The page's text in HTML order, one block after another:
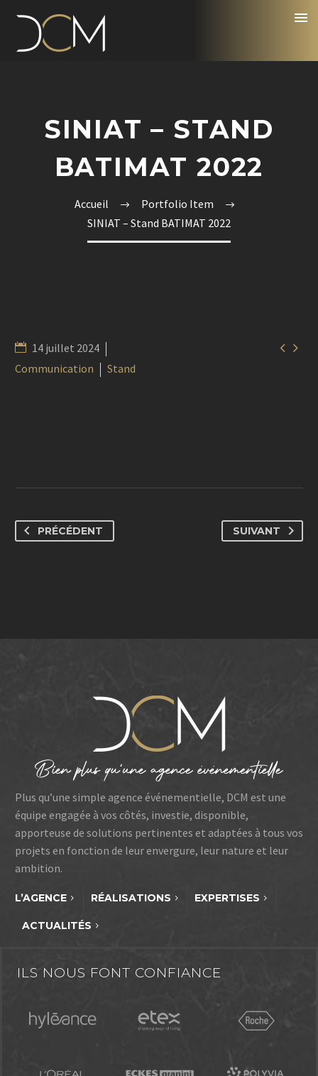
SINIAT – STAND
BATIMAT 2022
Accueil
Portfolio Item
SINIAT – Stand BATIMAT 2022
 
14 juillet 2024
Communication
Stand
PRÉCÉDENT SUIVANT
Plus qu’une simple agence événementielle, DCM est une
équipe engagée à vos côtés, investie, disponible,
apporteuse de solutions pertinentes et adaptées à tous vos
projets en fonction de leur envergure, leur nature et leur
ambition.
L’AGENCE RÉALISATIONS EXPERTISES
ACTUALITÉS
ILS NOUS FONT CONFIANCE